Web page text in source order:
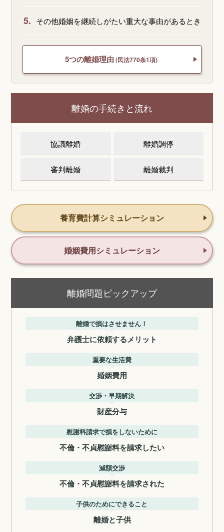
5. その他婚姻を継続しがたい重大な事由があるとき
5つの離婚理由 (民法770条1項)
離婚の手続きと流れ
協議離婚 離婚調停
審判離婚 離婚裁判
養育費計算シミュレーション
婚姻費用シミュレーション
離婚問題ピックアップ
離婚で損はさせません！
弁護士に依頼するメリット
重要な生活費
婚姻費用
交渉・早期解決
財産分与
慰謝料請求で損をしないために
不倫・不貞慰謝料を請求したい
減額交渉
不倫・不貞慰謝料を請求された
子供のためにできること
離婚と子供